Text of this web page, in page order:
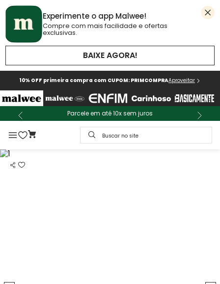
Experimente o app Malwee!
Compre com mais facilidade e ofertas
exclusivas.
BAIXE AGORA!
10% OFF primeira compra com CUPOM: PRIMCOMPRAAproveitar
Parcele em até 10x sem juros
Buscar no site